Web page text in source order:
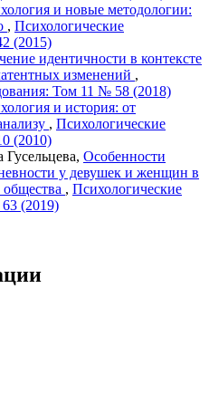
и новые методологии:
, Психологические
(2015)
идентичности в контексте
изменений ,
Том 11 № 58 (2018)
и история: от
, Психологические
(2010)
Особенности
у девушек и женщин в
общества , Психологические
(2019)